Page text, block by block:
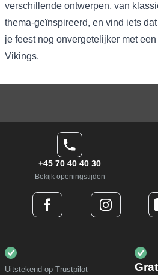
verschillende ontwerpen, van
thema-geïnspireerd, en vind iets
je feest nog onvergetelijker met
Vikings.
+45 70 40 40 30
Bekijk openingstijden
Uitstekend op Trustpilot